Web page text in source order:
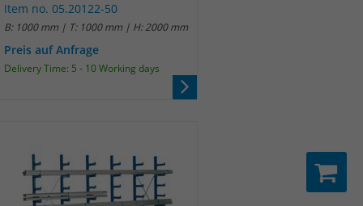
Item no. 05.20122-50
B: 1000 mm | T: 1000 mm | H: 2000 mm
Preis auf Anfrage
Delivery Time: 5 - 10 Working days